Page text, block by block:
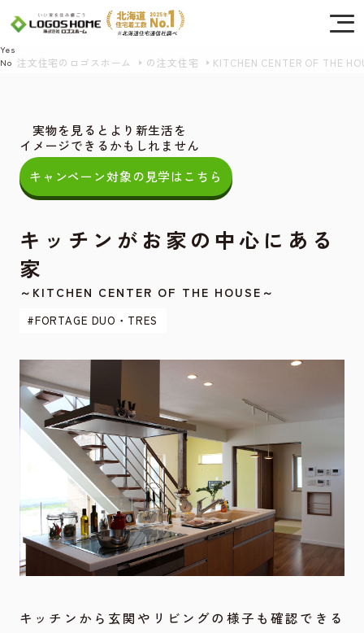
注文住宅のロゴスホーム の注文住宅 KITCHEN CENTER OF THE
実物を見るとより新生活を
イメージできるかもしれません
キャンペーン対象の見学はこちら
キッチンがお家の中心にある
家
～KITCHEN CENTER OF THE HOUSE～
#FORTAGE DUO・TRES
キッチンから玄関やリビングの様子も確認できる
Cookie を使用して、お客様の活動を追跡してもよろしいですか? 当社ではお客様の
プライバシーを極めて重視しています。詳細について、およびご質問がある場合
は、当社のプライバシーポリシーをご覧ください。
Yes
No